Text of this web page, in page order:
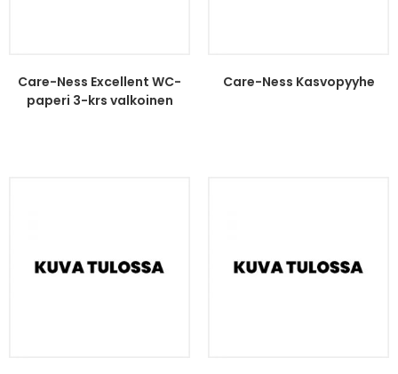
Care-Ness Excellent WC-
paperi 3-krs valkoinen
Care-Ness Kasvopyyhe